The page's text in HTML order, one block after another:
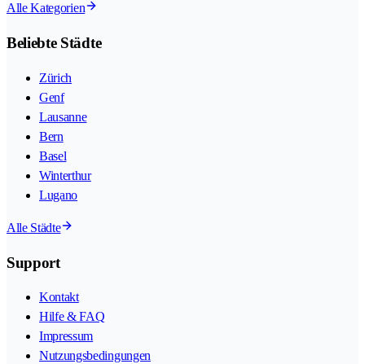
Alle Kategorien
Beliebte Städte
Zürich
Genf
Lausanne
Bern
Basel
Winterthur
Lugano
Alle Städte
Support
Kontakt
Hilfe & FAQ
Impressum
Nutzungsbedingungen